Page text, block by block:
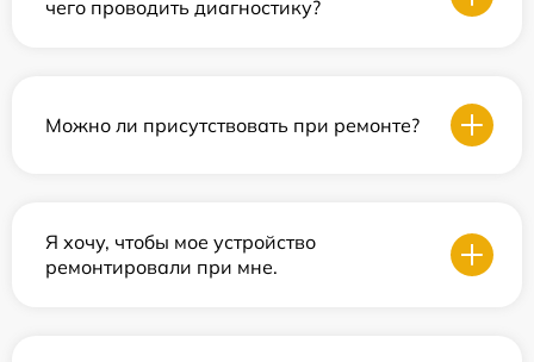
чего проводить диагностику?
Можно ли присутствовать при ремонте?
Я хочу, чтобы мое устройство
ремонтировали при мне.